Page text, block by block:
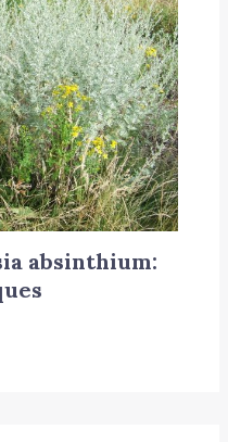
absinthium: